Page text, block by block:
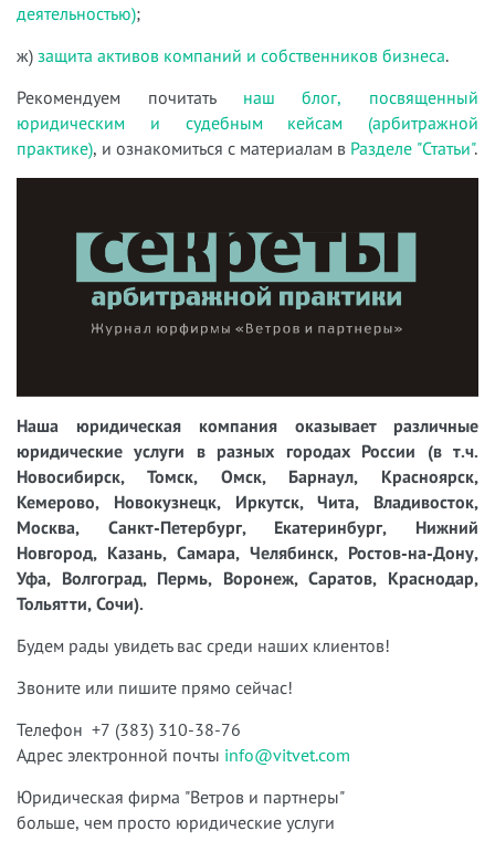
деятельностью);
ж) защита активов компаний и собственников бизнеса.
Рекомендуем почитать наш блог, посвященный
юридическим и судебным кейсам (арбитражной
практике), и ознакомиться с материалам в Разделе "Статьи".
Наша юридическая компания оказывает различные
юридические услуги в разных городах России (в т.ч.
Новосибирск, Томск, Омск, Барнаул, Красноярск,
Кемерово, Новокузнецк, Иркутск, Чита, Владивосток,
Москва, Санкт-Петербург, Екатеринбург, Нижний
Новгород, Казань, Самара, Челябинск, Ростов-на-Дону,
Уфа, Волгоград, Пермь, Воронеж, Саратов, Краснодар,
Тольятти, Сочи).
Будем рады увидеть вас среди наших клиентов!
Звоните или пишите прямо сейчас!
Телефон +7 (383) 310-38-76
Адрес электронной почты info@vitvet.com
Юридическая фирма "Ветров и партнеры"
больше, чем просто юридические услуги